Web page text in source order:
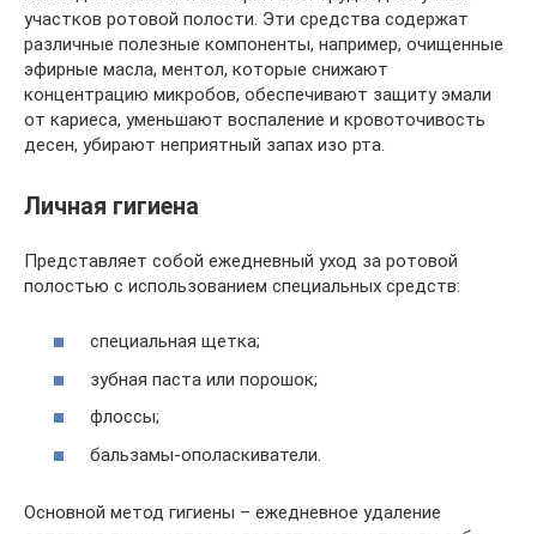
участков ротовой полости. Эти средства содержат
различные полезные компоненты, например, очищенные
эфирные масла, ментол, которые снижают
концентрацию микробов, обеспечивают защиту эмали
от кариеса, уменьшают воспаление и кровоточивость
десен, убирают неприятный запах изо рта.
Личная гигиена
Представляет собой ежедневный уход за ротовой
полостью с использованием специальных средств:
специальная щетка;
зубная паста или порошок;
флоссы;
бальзамы-ополаскиватели.
Основной метод гигиены – ежедневное удаление